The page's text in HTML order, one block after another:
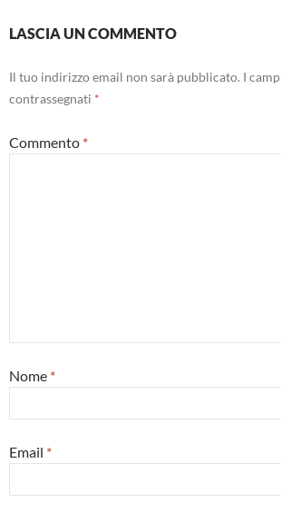
LASCIA UN COMMENTO
Il tuo indirizzo email non sarà pubblicato. I
contrassegnati *
Commento *
Nome *
Email *